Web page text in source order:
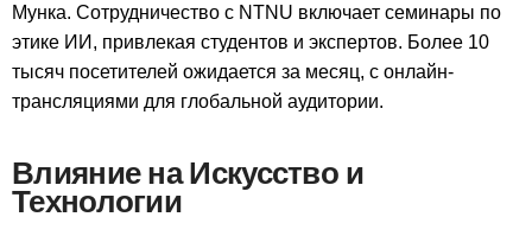
Мунка. Сотрудничество с NTNU включает семинары по
этике ИИ, привлекая студентов и экспертов. Более 10
тысяч посетителей ожидается за месяц, с онлайн-
трансляциями для глобальной аудитории.
Влияние на Искусство и
Технологии